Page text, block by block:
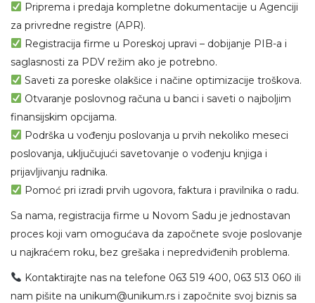
Priprema i predaja kompletne dokumentacije u Agenciji
za privredne registre (APR).
Registracija firme u Poreskoj upravi – dobijanje PIB-a i
saglasnosti za PDV režim ako je potrebno.
Saveti za poreske olakšice i načine optimizacije troškova.
Otvaranje poslovnog računa u banci i saveti o najboljim
finansijskim opcijama.
Podrška u vođenju poslovanja u prvih nekoliko meseci
poslovanja, uključujući savetovanje o vođenju knjiga i
prijavljivanju radnika.
Pomoć pri izradi prvih ugovora, faktura i pravilnika o radu.
Sa nama, registracija firme u Novom Sadu je jednostavan
proces koji vam omogućava da započnete svoje poslovanje
u najkraćem roku, bez grešaka i nepredviđenih problema.
Kontaktirajte nas na telefone 063 519 400, 063 513 060 ili
nam pišite na unikum@unikum.rs i započnite svoj biznis sa